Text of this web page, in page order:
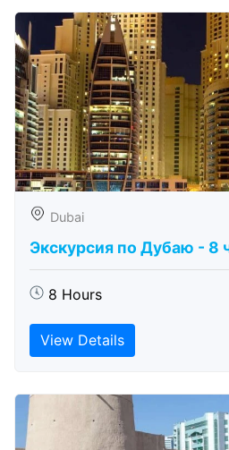
Dubai
Экскурсия по Дубаю - 8
8 Hours
View Details